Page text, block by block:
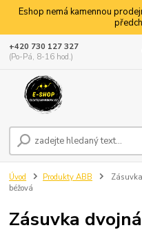
Eshop nemá kamennou
+420 730 127 327
(Po-Pá, 8-16 hod.)
Úvod Produkty ABB
béžová
Zásuvka